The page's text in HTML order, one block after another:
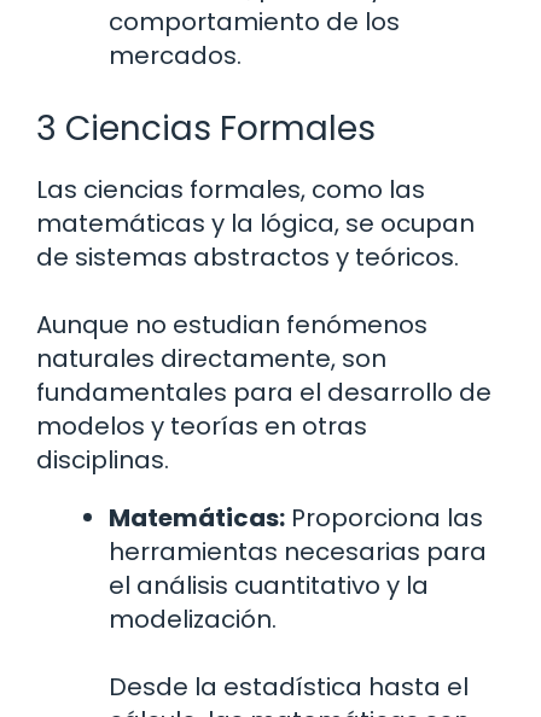
comportamiento de los
mercados.
3 Ciencias Formales
Las ciencias formales, como las
matemáticas y la lógica, se ocupan
de sistemas abstractos y teóricos.
Aunque no estudian fenómenos
naturales directamente, son
fundamentales para el desarrollo de
modelos y teorías en otras
disciplinas.
Matemáticas: Proporciona las
herramientas necesarias para
el análisis cuantitativo y la
modelización.
Desde la estadística hasta el